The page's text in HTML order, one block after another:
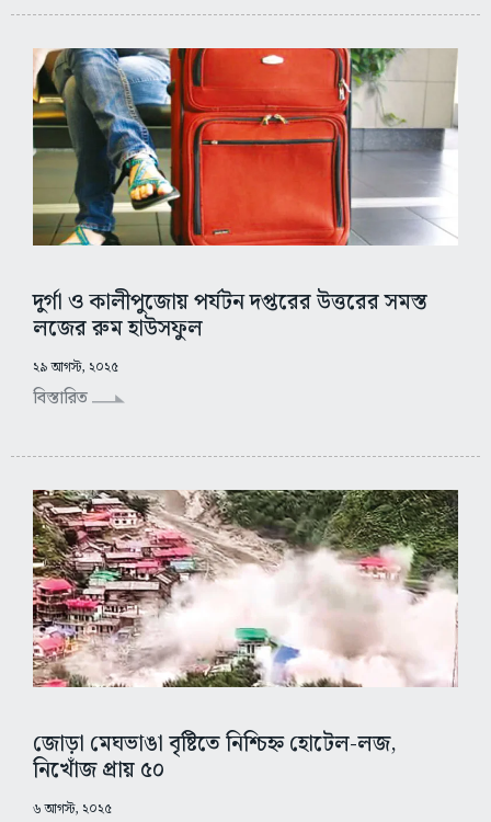
দুর্গা ও কালীপুজোয় পর্যটন দপ্তরের উত্তরের সমস্ত
লজের রুম হাউসফুল
২৯ আগস্ট, ২০২৫
বিস্তারিত
জোড়া মেঘভাঙা বৃষ্টিতে নিশ্চিহ্ন হোটেল-লজ,
নিখোঁজ প্রায় ৫০
৬ আগস্ট, ২০২৫